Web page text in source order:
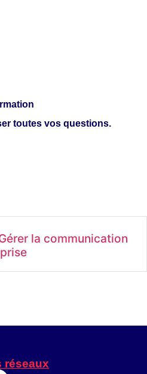
toutes vos questions.
la communication
réseaux